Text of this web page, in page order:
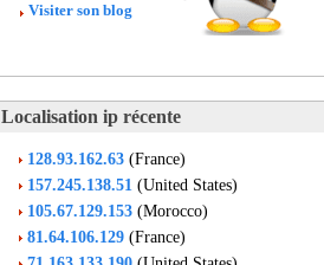
Visiter son blog
Localisation ip récente
128.93.162.63 (France)
157.245.138.51 (United States)
105.67.129.153 (Morocco)
81.64.106.129 (France)